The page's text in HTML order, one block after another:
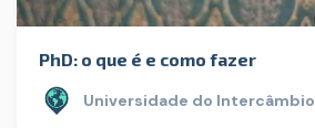
PhD: o que é e como fazer
Universidade do Intercâmbio